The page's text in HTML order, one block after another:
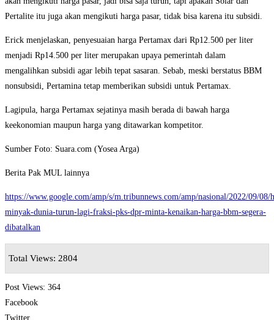
Pertalite itu juga akan mengikuti harga pasar, tidak bisa karena itu subsidi.
Erick menjelaskan, penyesuaian harga Pertamax dari Rp12.500 per liter
menjadi Rp14.500 per liter merupakan upaya pemerintah dalam
mengalihkan subsidi agar lebih tepat sasaran. Sebab, meski berstatus BBM
nonsubsidi, Pertamina tetap memberikan subsidi untuk Pertamax.
Lagipula, harga Pertamax sejatinya masih berada di bawah harga
keekonomian maupun harga yang ditawarkan kompetitor.
Sumber Foto: Suara.com (Yosea Arga)
Berita Pak MUL lainnya
https://www.google.com/amp/s/m.tribunnews.com/amp/nasional/2022/09/08/
minyak-dunia-turun-lagi-fraksi-pks-dpr-minta-kenaikan-harga-bbm-segera-
dibatalkan
Total Views: 2804
Post Views: 364
Facebook
Twitter